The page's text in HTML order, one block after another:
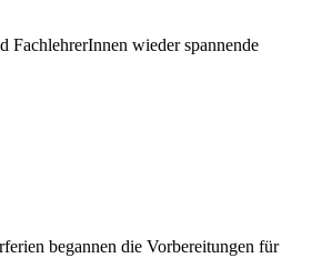
FachlehrerInnen wieder spannende
begannen die Vorbereitungen für